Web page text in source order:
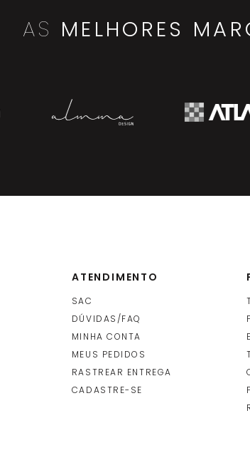
AS MELHORES
ATENDIMENTO
SAC
DÚVIDAS/FAQ
MINHA CONTA
MEUS PEDIDOS
RASTREAR ENTREGA
CADASTRE-SE